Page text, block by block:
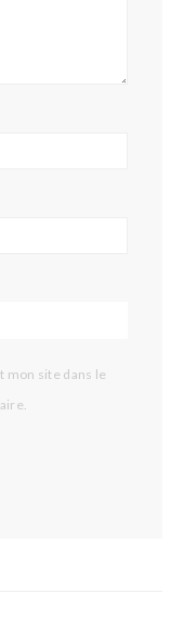
mon site dans le